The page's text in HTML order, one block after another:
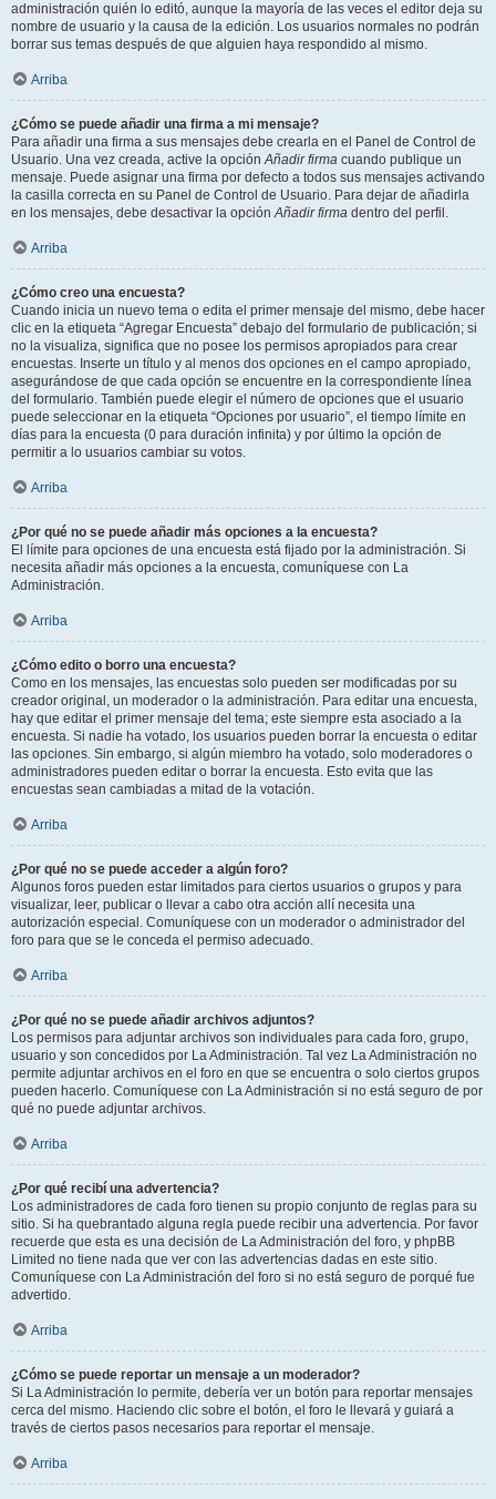
administración quién lo editó, aunque la mayoría de las veces el editor deja su
nombre de usuario y la causa de la edición. Los usuarios normales no podrán
borrar sus temas después de que alguien haya respondido al mismo.
Arriba
¿Cómo se puede añadir una firma a mi mensaje?
Para añadir una firma a sus mensajes debe crearla en el Panel de Control de
Usuario. Una vez creada, active la opciónAñadir firma cuando publique un
mensaje. Puede asignar una firma por defecto a todos sus mensajes activando
la casilla correcta en su Panel de Control de Usuario. Para dejar de añadirla
en los mensajes, debe desactivar la opciónAñadir firma dentro del perfil.
Arriba
¿Cómo creo una encuesta?
Cuando inicia un nuevo tema o edita el primer mensaje del mismo, debe hacer
clic en la etiqueta “Agregar Encuesta” debajo del formulario de publicación; si
no la visualiza, significa que no posee los permisos apropiados para crear
encuestas. Inserte un título y al menos dos opciones en el campo apropiado,
asegurándose de que cada opción se encuentre en la correspondiente línea
del formulario. También puede elegir el número de opciones que el usuario
puede seleccionar en la etiqueta “Opciones por usuario”, el tiempo límite en
días para la encuesta (0 para duración infinita) y por último la opción de
permitir a lo usuarios cambiar su votos.
Arriba
¿Por qué no se puede añadir más opciones a la encuesta?
El límite para opciones de una encuesta está fijado por la administración. Si
necesita añadir más opciones a la encuesta, comuníquese con La
Administración.
Arriba
¿Cómo edito o borro una encuesta?
Como en los mensajes, las encuestas solo pueden ser modificadas por su
creador original, un moderador o la administración. Para editar una encuesta,
hay que editar el primer mensaje del tema; este siempre esta asociado a la
encuesta. Si nadie ha votado, los usuarios pueden borrar la encuesta o editar
las opciones. Sin embargo, si algún miembro ha votado, solo moderadores o
administradores pueden editar o borrar la encuesta. Esto evita que las
encuestas sean cambiadas a mitad de la votación.
Arriba
¿Por qué no se puede acceder a algún foro?
Algunos foros pueden estar limitados para ciertos usuarios o grupos y para
visualizar, leer, publicar o llevar a cabo otra acción allí necesita una
autorización especial. Comuníquese con un moderador o administrador del
foro para que se le conceda el permiso adecuado.
Arriba
¿Por qué no se puede añadir archivos adjuntos?
Los permisos para adjuntar archivos son individuales para cada foro, grupo,
usuario y son concedidos por La Administración. Tal vez La Administración no
permite adjuntar archivos en el foro en que se encuentra o solo ciertos grupos
pueden hacerlo. Comuníquese con La Administración si no está seguro de por
qué no puede adjuntar archivos.
Arriba
¿Por qué recibí una advertencia?
Los administradores de cada foro tienen su propio conjunto de reglas para su
sitio. Si ha quebrantado alguna regla puede recibir una advertencia. Por favor
recuerde que esta es una decisión de La Administración del foro, y phpBB
Limited no tiene nada que ver con las advertencias dadas en este sitio.
Comuníquese con La Administración del foro si no está seguro de porqué fue
advertido.
Arriba
¿Cómo se puede reportar un mensaje a un moderador?
Si La Administración lo permite, debería ver un botón para reportar mensajes
cerca del mismo. Haciendo clic sobre el botón, el foro le llevará y guiará a
través de ciertos pasos necesarios para reportar el mensaje.
Arriba